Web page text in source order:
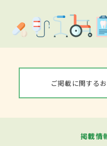
ご掲載に関する
掲載情